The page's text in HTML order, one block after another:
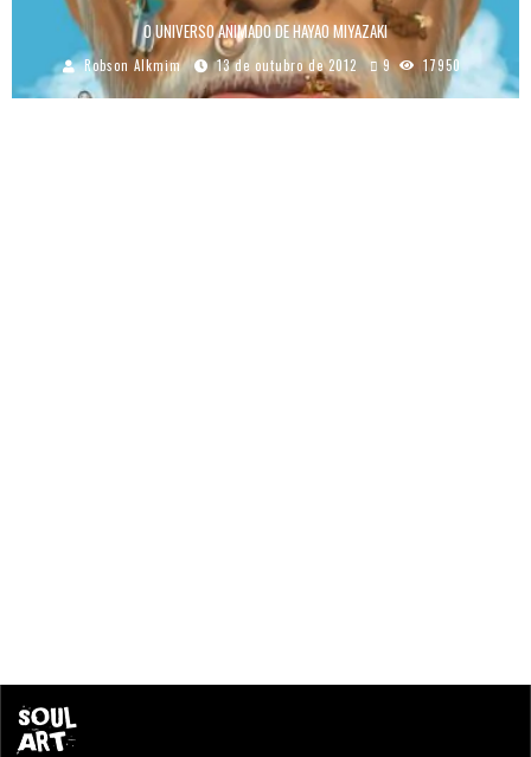
O UNIVERSO ANIMADO DE HAYAO MIYAZAKI
Robson Alkmim 13 de outubro de 2012 9 17950